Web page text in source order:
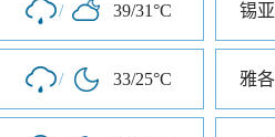
/ 39/31°C 锡
/ 33/25°C 雅